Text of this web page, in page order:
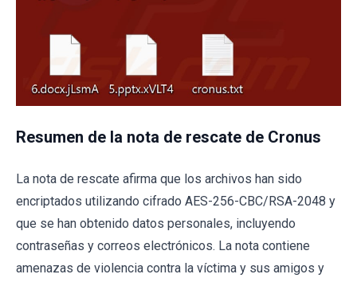
Resumen de la nota de rescate de Cronus
La nota de rescate afirma que los archivos han sido
encriptados utilizando cifrado AES-256-CBC/RSA-2048 y
que se han obtenido datos personales, incluyendo
contraseñas y correos electrónicos. La nota contiene
amenazas de violencia contra la víctima y sus amigos y